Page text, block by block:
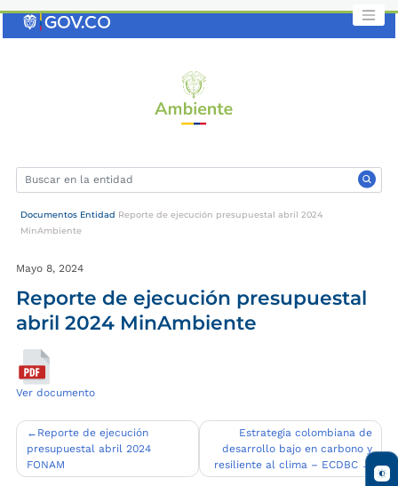
Documentos Entidad Reporte de ejecución presupuestal abril 2024
MinAmbiente
Mayo 8, 2024
Reporte de ejecución presupuestal
abril 2024 MinAmbiente
Ver documento
Navegación
de
Reporte de ejecución
presupuestal abril 2024
FONAM
Estrategia colombiana de
desarrollo bajo en carbono y
resiliente al clima – ECDBC